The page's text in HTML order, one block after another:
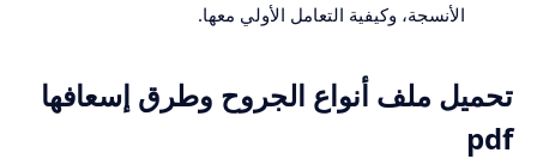
الأنسجة، وكيفية التعامل الأولي معها.
تحميل ملف أنواع الجروح وطرق إسعافها
pdf